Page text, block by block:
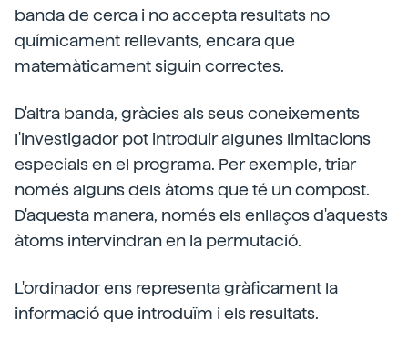
banda de cerca i no accepta resultats no
químicament rellevants, encara que
matemàticament siguin correctes.
D'altra banda, gràcies als seus coneixements
l'investigador pot introduir algunes limitacions
especials en el programa. Per exemple, triar
només alguns dels àtoms que té un compost.
D'aquesta manera, només els enllaços d'aquests
àtoms intervindran en la permutació.
L'ordinador ens representa gràficament la
informació que introduïm i els resultats.